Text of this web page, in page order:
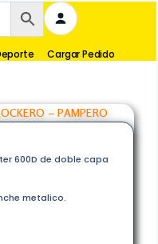
Cargar Pedido
– PAMPERO
600D de doble capa
metalico.